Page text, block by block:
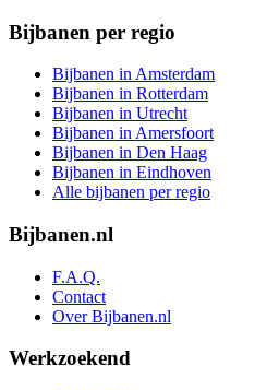
Bijbanen per regio
Bijbanen in Amsterdam
Bijbanen in Rotterdam
Bijbanen in Utrecht
Bijbanen in Amersfoort
Bijbanen in Den Haag
Bijbanen in Eindhoven
Alle bijbanen per regio
Bijbanen.nl
F.A.Q.
Contact
Over Bijbanen.nl
Werkzoekend